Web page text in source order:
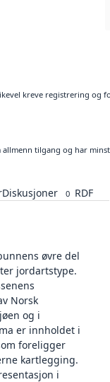
kreve registrering og
allmenn tilgang og har
Diskusjoner 0 RDF
øvre del
jordartstype.
Norsk
og i
er innholdet i
foreligger
kartlegging.
i